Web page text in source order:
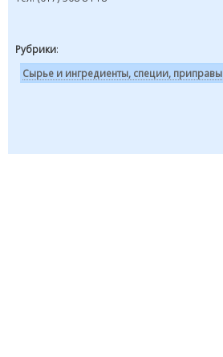
Рубрики:
Сырье и ингредиенты, специи, приправы